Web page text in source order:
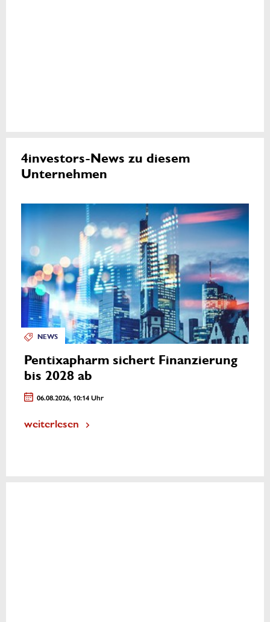
4investors-News zu diesem
Unternehmen
NEWS
Pentixapharm sichert Finanzierung
bis 2028 ab
06.08.2026, 10:14 Uhr
weiterlesen